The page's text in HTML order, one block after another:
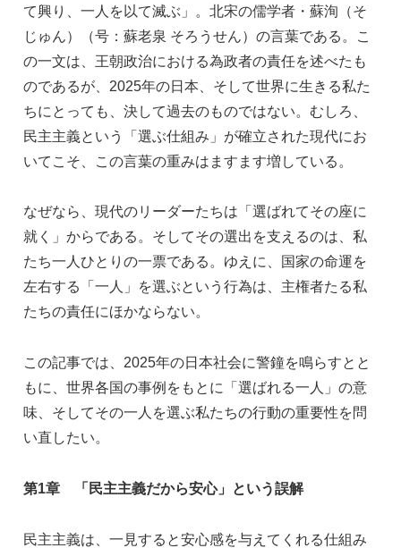
て興り、一人を以て滅ぶ」。北宋の儒学者・蘇洵（そ
じゅん）（号：蘇老泉 そろうせん）の言葉である。こ
の一文は、王朝政治における為政者の責任を述べたも
のであるが、2025年の日本、そして世界に生きる私た
ちにとっても、決して過去のものではない。むしろ、
民主主義という「選ぶ仕組み」が確立された現代にお
いてこそ、この言葉の重みはますます増している。
なぜなら、現代のリーダーたちは「選ばれてその座に
就く」からである。そしてその選出を支えるのは、私
たち一人ひとりの一票である。ゆえに、国家の命運を
左右する「一人」を選ぶという行為は、主権者たる私
たちの責任にほかならない。
この記事では、2025年の日本社会に警鐘を鳴らすとと
もに、世界各国の事例をもとに「選ばれる一人」の意
味、そしてその一人を選ぶ私たちの行動の重要性を問
い直したい。
第1章 「民主主義だから安心」という誤解
民主主義は、一見すると安心感を与えてくれる仕組み